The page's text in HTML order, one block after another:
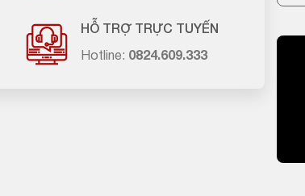
HỖ TRỢ TRỰC TUYẾN
Hotline: 0824.609.333